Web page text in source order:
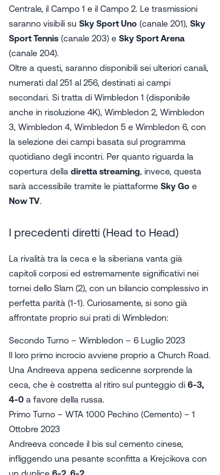
Centrale, il Campo 1 e il Campo 2. Le trasmissioni
saranno visibili suSky Sport Uno (canale 201),Sky
Sport Tennis (canale 203) eSky Sport Arena
(canale 204).
Oltre a questi, saranno disponibili sei ulteriori canali,
numerati dal 251 al 256, destinati ai campi
secondari. Si tratta di Wimbledon 1 (disponibile
anche in risoluzione 4K), Wimbledon 2, Wimbledon
3, Wimbledon 4, Wimbledon 5 e Wimbledon 6, con
la selezione dei campi basata sul programma
quotidiano degli incontri. Per quanto riguarda la
copertura delladiretta streaming, invece, questa
sarà accessibile tramite le piattaformeSky Go e
Now TV.
I precedenti diretti (Head to Head)
La rivalità tra la ceca e la siberiana vanta già
capitoli corposi ed estremamente significativi nei
tornei dello Slam (2), con un bilancio complessivo in
perfetta parità (1-1). Curiosamente, si sono già
affrontate proprio sui prati di Wimbledon:
Secondo Turno – Wimbledon – 6 Luglio 2023
Il loro primo incrocio avviene proprio a Church Road.
Una Andreeva appena sedicenne sorprende la
ceca, che è costretta al ritiro sul punteggio di6-3,
4-0 a favore della russa.
Primo Turno – WTA 1000 Pechino (Cemento) – 1
Ottobre 2023
Andreeva concede il bis sul cemento cinese,
infliggendo una pesante sconfitta a Krejcikova con